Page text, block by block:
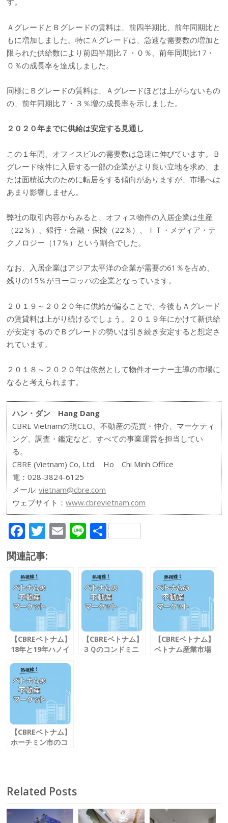
ＡグレードとＢグレードの賃料は、前四半期比、前年同期比と
もに増加しました。特にＡグレードは、急速な需要数の増加と
限られた供給数により前四半期比７・０％、前年同期比17・
０％の成長率を達成しました。
同様にＢグレードの賃料は、Ａグレードほどは上がらないもの
の、前年同期比７・３％増の成長率を示しました。
２０２０年までに供給は安定する見通し
この１年間、オフィスビルの需要数は急速に伸びています。Ｂ
グレード物件に入居する一部の企業がより良い立地を求め、ま
たは面積拡大のために転居をする傾向がありますが、市場へは
あまり影響しません。
弊社の取引内容からみると、オフィス物件の入居企業は生産
（22％）、銀行・金融・保険（22％）、ＩＴ・メディア・テ
クノロジー（17％）という割合でした。
なお、入居企業はアジア太平洋の企業が需要の61％を占め、
残りの15％がヨーロッパの企業となっています。
２０１９～２０２０年に供給が偏ることで、今後もＡグレード
の賃貸料は上がり続けるでしょう。２０１９年にかけて新供給
が安定するのでＢグレードの勢いは引き続き安定すると想定さ
れています。
２０１８～２０２０年は依然として物件オーナー主導の市場に
なると考えられます。
ハン・ダン Hang Dang
CBRE Vietnamの現CEO。不動産の売買・仲介、マーケティ
ング、調査・鑑定など、すべての事業運営を担当してい
る。
CBRE (Vietnam) Co, Ltd. Ho Chi Minh Office
電：028-3824-6125
メール:vietnam@cbre.com
ウェブサイト：www.cbrevietnam.com
F
ac
e
b
o
o
k
T
itt
E
l
Li 共
関連記事:
【CBREベトナム】
18年と19年ハノイ
オフィス事情はど
う変わる？
【CBREベトナム】
３Ｑのコンドミニ
【CBREベトナム】
ベトナム産業市場
【CBREベトナム】
ホーチミン市のコ
Related Posts